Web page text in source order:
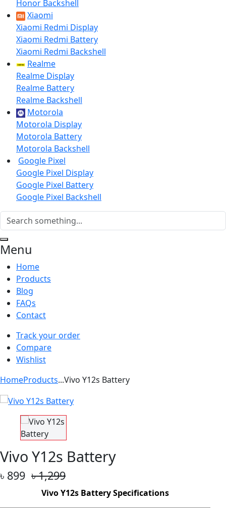
Honor Backshell
Xiaomi
Xiaomi Redmi Display
Xiaomi Redmi Battery
Xiaomi Redmi Backshell
Realme
Realme Display
Realme Battery
Realme Backshell
Motorola
Motorola Display
Motorola Battery
Motorola Backshell
Google Pixel
Google Pixel Display
Google Pixel Battery
Google Pixel Backshell
Menu
Home
Products
Blog
FAQs
Contact
Track your order
Compare
Wishlist
HomeProducts...Vivo Y12s Battery
Vivo Y12s Battery
৳ 899 ৳ 1,299
Vivo Y12s Battery Specifications